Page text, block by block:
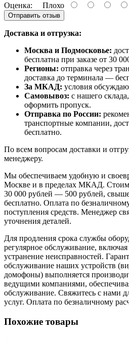
Оценка: Плохо
Отправить отзыв
Доставка и отгрузка:
Москва и Подмосковье:
бесплатна при заказе от 30
Регионы: отправка через
доставка до терминала —
За МКАД: условия
Самовывоз: с нашего
оформить пропуск.
Отправка по России:
транспортные компании,
бесплатно.
По всем вопросам доставки и
менеджеру.
Мы обеспечиваем удобную и
Москве и в пределах МКАД.
30 000 рублей — 500 рублей,
бесплатно. Оплата по
поступления средств. Менеджер
уточнения деталей.
Для продления срока службы
регулярное обслуживание,
устранение неисправностей.
обслуживание наших устройств
домофоны) выполняется
ведущими компаниями,
обслуживание. Свяжитесь с нами
услуг. Оплата по безналичному
Похожие товары